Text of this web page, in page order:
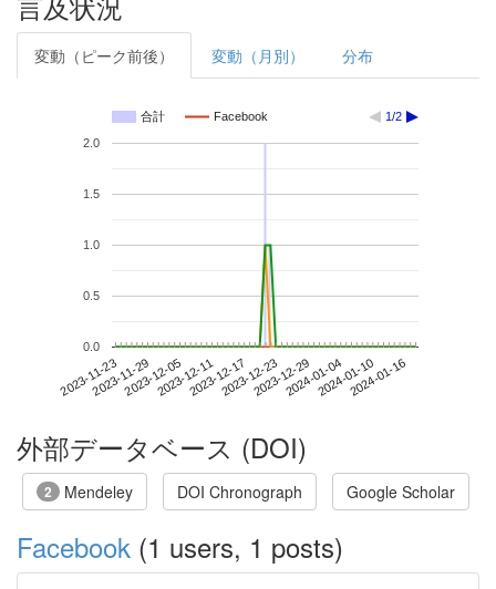
変動（ピーク前後） 変動（月別） 分布
合計 Facebook 1/2
2023-11-232023-11-292023-12-052023-12-112023-12-172023-12-232023-12-292024-01-042024-01-102024-01-16
0.0
0.5
1.0
1.5
2.0
外部データベース (DOI)
2 Mendeley DOI Chronograph Google Scholar
Facebook (1 users, 1 posts)